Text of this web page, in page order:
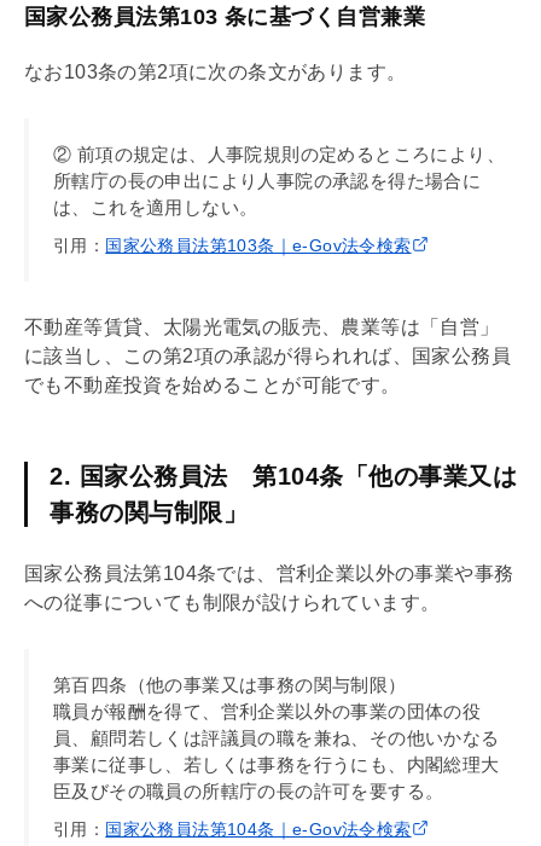
国家公務員法第103 条に基づく自営兼業
なお103条の第2項に次の条文があります。
② 前項の規定は、人事院規則の定めるところにより、
所轄庁の長の申出により人事院の承認を得た場合に
は、これを適用しない。
引用： 国家公務員法第103条｜e-Gov法令検索
不動産等賃貸、太陽光電気の販売、農業等は「自営」
に該当し、この第2項の承認が得られれば、国家公務員
でも不動産投資を始めることが可能です。
2. 国家公務員法 第104条「他の事業又は
事務の関与制限」
国家公務員法第104条では、営利企業以外の事業や事務
への従事についても制限が設けられています。
第百四条（他の事業又は事務の関与制限）
職員が報酬を得て、営利企業以外の事業の団体の役
員、顧問若しくは評議員の職を兼ね、その他いかなる
事業に従事し、若しくは事務を行うにも、内閣総理大
臣及びその職員の所轄庁の長の許可を要する。
引用： 国家公務員法第104条｜e-Gov法令検索